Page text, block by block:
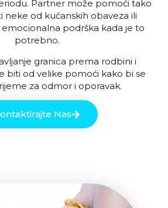
Partner može pomoći tako
neke od kućanskih obaveza ili
podrška kada je to
potrebno.
granica prema rodbini i
biti od velike pomoći kako bi se
za odmor i oporavak.
Nas